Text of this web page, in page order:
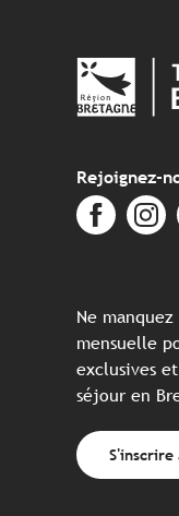
Rejoignez-
Ne
mensuelle
exclusives
séjour en